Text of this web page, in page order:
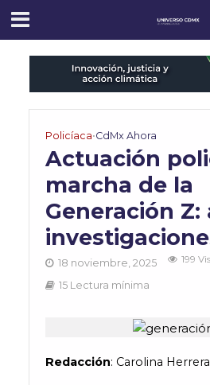
Policíaca•CdMx Ahora
Actuación
marcha de la
Generación Z:
18 noviembre, 2025 199
15 Lectura mínima
Redacción: Carolina Herrera